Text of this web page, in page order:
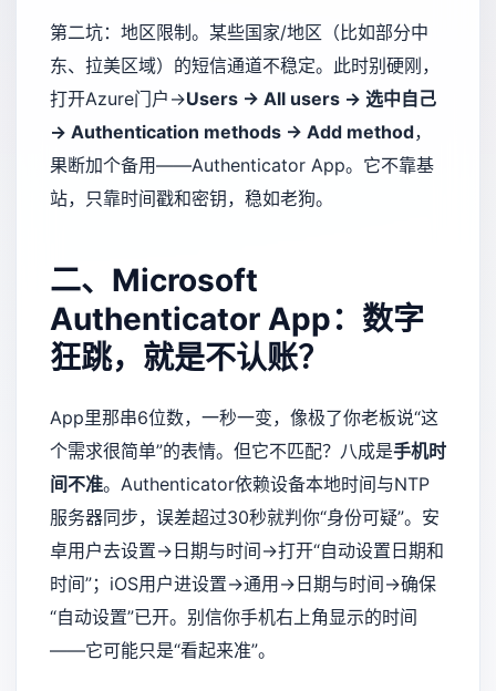
第二坑：地区限制。某些国家/地区（比如部分中
东、拉美区域）的短信通道不稳定。此时别硬刚，
打开Azure门户→Users → All users → 选中自己
→ Authentication methods → Add method，
果断加个备用——Authenticator App。它不靠基
站，只靠时间戳和密钥，稳如老狗。
二、Microsoft
Authenticator App：数字
狂跳，就是不认账？
App里那串6位数，一秒一变，像极了你老板说“这
个需求很简单”的表情。但它不匹配？八成是手机时
间不准。Authenticator依赖设备本地时间与NTP
服务器同步，误差超过30秒就判你“身份可疑”。安
卓用户去设置→日期与时间→打开“自动设置日期和
时间”；iOS用户进设置→通用→日期与时间→确保
“自动设置”已开。别信你手机右上角显示的时间
——它可能只是“看起来准”。